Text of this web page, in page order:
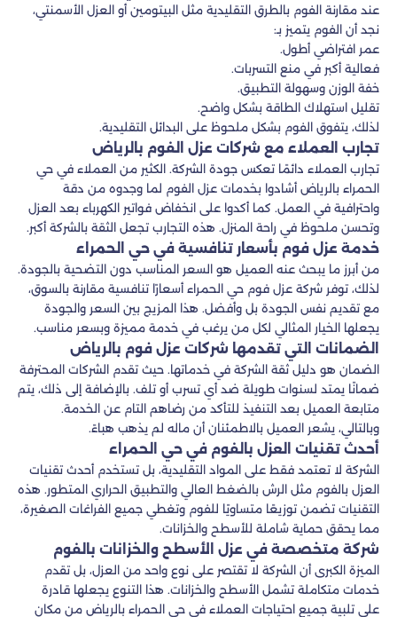
عند مقارنة الفوم بالطرق التقليدية مثل البيتومين أو العزل الأسمنتي،
نجد أن الفوم يتميز بـ:
عمر افتراضي أطول.
فعالية أكبر في منع التسربات.
خفة الوزن وسهولة التطبيق.
تقليل استهلاك الطاقة بشكل واضح.
لذلك، يتفوق الفوم بشكل ملحوظ على البدائل التقليدية.
تجارب العملاء مع شركات عزل الفوم بالرياض
تجارب العملاء دائمًا تعكس جودة الشركة. الكثير من العملاء في حي
الحمراء بالرياض أشادوا بخدمات عزل الفوم لما وجدوه من دقة
واحترافية في العمل. كما أكدوا على انخفاض فواتير الكهرباء بعد العزل
وتحسن ملحوظ في راحة المنزل. هذه التجارب تجعل الثقة بالشركة أكبر.
خدمة عزل فوم بأسعار تنافسية في حي الحمراء
من أبرز ما يبحث عنه العميل هو السعر المناسب دون التضحية بالجودة.
لذلك، توفر شركة عزل فوم حي الحمراء أسعارًا تنافسية مقارنة بالسوق،
مع تقديم نفس الجودة بل وأفضل. هذا المزيج بين السعر والجودة
يجعلها الخيار المثالي لكل من يرغب في خدمة مميزة وبسعر مناسب.
الضمانات التي تقدمها شركات عزل فوم بالرياض
الضمان هو دليل ثقة الشركة في خدماتها. حيث تقدم الشركات المحترفة
ضمانًا يمتد لسنوات طويلة ضد أي تسرب أو تلف. بالإضافة إلى ذلك، يتم
متابعة العميل بعد التنفيذ للتأكد من رضاهم التام عن الخدمة.
وبالتالي، يشعر العميل بالاطمئنان أن ماله لم يذهب هباءً.
أحدث تقنيات العزل بالفوم في حي الحمراء
الشركة لا تعتمد فقط على المواد التقليدية، بل تستخدم أحدث تقنيات
العزل بالفوم مثل الرش بالضغط العالي والتطبيق الحراري المتطور. هذه
التقنيات تضمن توزيعًا متساويًا للفوم وتغطي جميع الفراغات الصغيرة،
مما يحقق حماية شاملة للأسطح والخزانات.
شركة متخصصة في عزل الأسطح والخزانات بالفوم
الميزة الكبرى أن الشركة لا تقتصر على نوع واحد من العزل، بل تقدم
خدمات متكاملة تشمل الأسطح والخزانات. هذا التنوع يجعلها قادرة
على تلبية جميع احتياجات العملاء في حي الحمراء بالرياض من مكان